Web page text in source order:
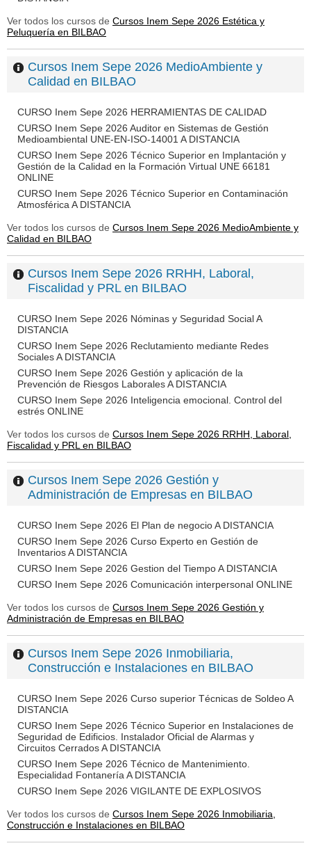
Ver todos los cursos de Cursos Inem Sepe 2026 Estética y
Peluquería en BILBAO
Cursos Inem Sepe 2026 MedioAmbiente y
Calidad en BILBAO
CURSO Inem Sepe 2026 HERRAMIENTAS DE CALIDAD
CURSO Inem Sepe 2026 Auditor en Sistemas de Gestión
Medioambiental UNE-EN-ISO-14001 A DISTANCIA
CURSO Inem Sepe 2026 Técnico Superior en Implantación y
Gestión de la Calidad en la Formación Virtual UNE 66181
ONLINE
CURSO Inem Sepe 2026 Técnico Superior en Contaminación
Atmosférica A DISTANCIA
Ver todos los cursos de Cursos Inem Sepe 2026 MedioAmbiente y
Calidad en BILBAO
Cursos Inem Sepe 2026 RRHH, Laboral,
Fiscalidad y PRL en BILBAO
CURSO Inem Sepe 2026 Nóminas y Seguridad Social A
DISTANCIA
CURSO Inem Sepe 2026 Reclutamiento mediante Redes
Sociales A DISTANCIA
CURSO Inem Sepe 2026 Gestión y aplicación de la
Prevención de Riesgos Laborales A DISTANCIA
CURSO Inem Sepe 2026 Inteligencia emocional. Control del
estrés ONLINE
Ver todos los cursos de Cursos Inem Sepe 2026 RRHH, Laboral,
Fiscalidad y PRL en BILBAO
Cursos Inem Sepe 2026 Gestión y
Administración de Empresas en BILBAO
CURSO Inem Sepe 2026 El Plan de negocio A DISTANCIA
CURSO Inem Sepe 2026 Curso Experto en Gestión de
Inventarios A DISTANCIA
CURSO Inem Sepe 2026 Gestion del Tiempo A DISTANCIA
CURSO Inem Sepe 2026 Comunicación interpersonal ONLINE
Ver todos los cursos de Cursos Inem Sepe 2026 Gestión y
Administración de Empresas en BILBAO
Cursos Inem Sepe 2026 Inmobiliaria,
Construcción e Instalaciones en BILBAO
CURSO Inem Sepe 2026 Curso superior Técnicas de Soldeo A
DISTANCIA
CURSO Inem Sepe 2026 Técnico Superior en Instalaciones de
Seguridad de Edificios. Instalador Oficial de Alarmas y
Circuitos Cerrados A DISTANCIA
CURSO Inem Sepe 2026 Técnico de Mantenimiento.
Especialidad Fontanería A DISTANCIA
CURSO Inem Sepe 2026 VIGILANTE DE EXPLOSIVOS
Ver todos los cursos de Cursos Inem Sepe 2026 Inmobiliaria,
Construcción e Instalaciones en BILBAO